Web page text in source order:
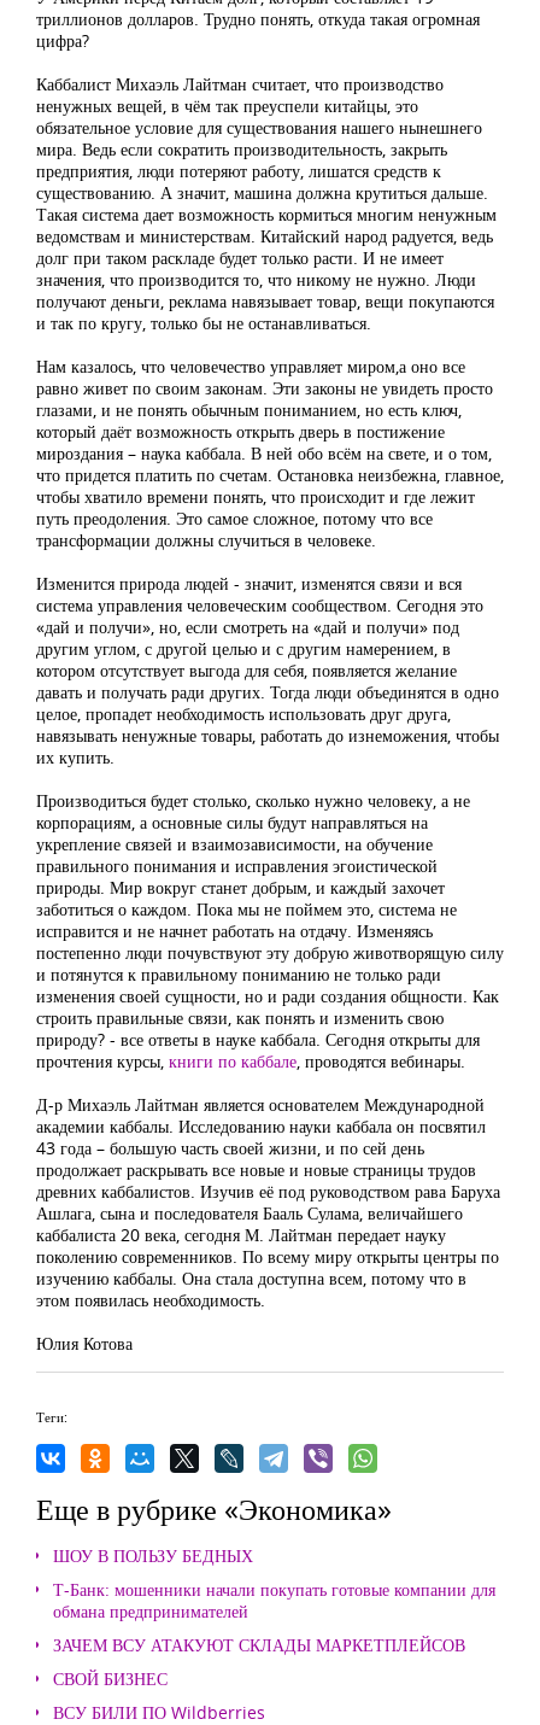
триллионов долларов. Трудно понять, откуда такая огромная
цифра?
Каббалист Михаэль Лайтман считает, что производство
ненужных вещей, в чём так преуспели китайцы, это
обязательное условие для существования нашего нынешнего
мира. Ведь если сократить производительность, закрыть
предприятия, люди потеряют работу, лишатся средств к
существованию. А значит, машина должна крутиться дальше.
Такая система дает возможность кормиться многим ненужным
ведомствам и министерствам. Китайский народ радуется, ведь
долг при таком раскладе будет только расти. И не имеет
значения, что производится то, что никому не нужно. Люди
получают деньги, реклама навязывает товар, вещи покупаются
и так по кругу, только бы не останавливаться.
Нам казалось, что человечество управляет миром,а оно все
равно живет по своим законам. Эти законы не увидеть просто
глазами, и не понять обычным пониманием, но есть ключ,
который даёт возможность открыть дверь в постижение
мироздания – наука каббала. В ней обо всём на свете, и о том,
что придется платить по счетам. Остановка неизбежна, главное,
чтобы хватило времени понять, что происходит и где лежит
путь преодоления. Это самое сложное, потому что все
трансформации должны случиться в человеке.
Изменится природа людей - значит, изменятся связи и вся
система управления человеческим сообществом. Сегодня это
«дай и получи», но, если смотреть на «дай и получи» под
другим углом, с другой целью и с другим намерением, в
котором отсутствует выгода для себя, появляется желание
давать и получать ради других. Тогда люди объединятся в одно
целое, пропадет необходимость использовать друг друга,
навязывать ненужные товары, работать до изнеможения, чтобы
их купить.
Производиться будет столько, сколько нужно человеку, а не
корпорациям, а основные силы будут направляться на
укрепление связей и взаимозависимости, на обучение
правильного понимания и исправления эгоистической
природы. Мир вокруг станет добрым, и каждый захочет
заботиться о каждом. Пока мы не поймем это, система не
исправится и не начнет работать на отдачу. Изменяясь
постепенно люди почувствуют эту добрую животворящую силу
и потянутся к правильному пониманию не только ради
изменения своей сущности, но и ради создания общности. Как
строить правильные связи, как понять и изменить свою
природу? - все ответы в науке каббала. Сегодня открыты для
прочтения курсы, книги по каббале, проводятся вебинары.
Д-р Михаэль Лайтман является основателем Международной
академии каббалы. Исследованию науки каббала он посвятил
43 года – большую часть своей жизни, и по сей день
продолжает раскрывать все новые и новые страницы трудов
древних каббалистов. Изучив её под руководством рава Баруха
Ашлага, сына и последователя Бааль Сулама, величайшего
каббалиста 20 века, сегодня М. Лайтман передает науку
поколению современников. По всему миру открыты центры по
изучению каббалы. Она стала доступна всем, потому что в
этом появилась необходимость.
Юлия Котова
Теги:
Еще в рубрике «Экономика»
ШОУ В ПОЛЬЗУ БЕДНЫХ
Т-Банк: мошенники начали покупать готовые компании для
обмана предпринимателей
ЗАЧЕМ ВСУ АТАКУЮТ СКЛАДЫ МАРКЕТПЛЕЙСОВ
СВОЙ БИЗНЕС
ВСУ БИЛИ ПО Wildberries